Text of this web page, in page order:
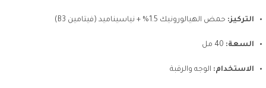
التركيز: حمض الهيالورونيك 1.5% + نياسيناميد (فيتامين B3)
السعة:
الاستخدام: الوجه والرقبة